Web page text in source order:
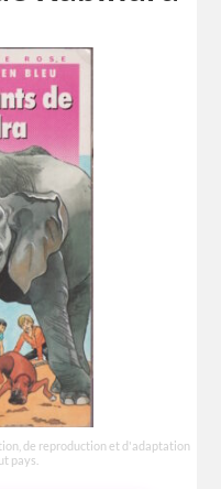
de reproduction et d'adaptation
pays.